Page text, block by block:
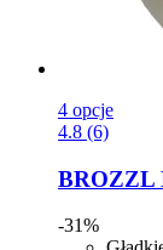
4 opcje
4.8 (6)
BROZZL
-31%